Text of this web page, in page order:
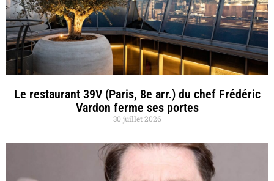
Le restaurant 39V (Paris, 8e arr.) du chef Frédéric
Vardon ferme ses portes
30 juillet 2026